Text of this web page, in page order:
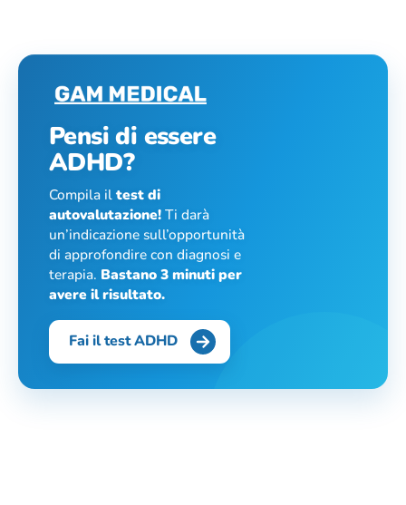
Pensi di essere
ADHD?
Compila iltest di
autovalutazione!Ti darà
un’indicazione sull’opportunità
di approfondire con diagnosi e
terapia. Bastano 3 minuti per
avere il risultato.
Fai il test ADHD